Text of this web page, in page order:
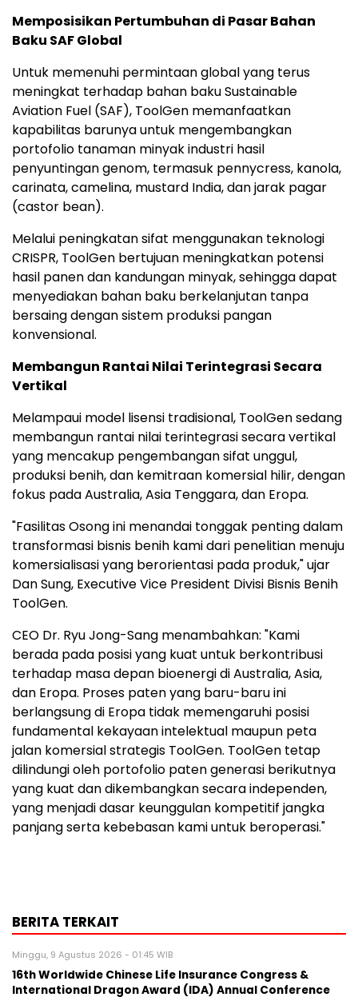
Memposisikan Pertumbuhan di Pasar Bahan
Baku SAF Global
Untuk memenuhi permintaan global yang terus
meningkat terhadap bahan baku Sustainable
Aviation Fuel (SAF), ToolGen memanfaatkan
kapabilitas barunya untuk mengembangkan
portofolio tanaman minyak industri hasil
penyuntingan genom, termasuk pennycress, kanola,
carinata, camelina, mustard India, dan jarak pagar
(castor bean).
Melalui peningkatan sifat menggunakan teknologi
CRISPR, ToolGen bertujuan meningkatkan potensi
hasil panen dan kandungan minyak, sehingga dapat
menyediakan bahan baku berkelanjutan tanpa
bersaing dengan sistem produksi pangan
konvensional.
Membangun Rantai Nilai Terintegrasi Secara
Vertikal
Melampaui model lisensi tradisional, ToolGen sedang
membangun rantai nilai terintegrasi secara vertikal
yang mencakup pengembangan sifat unggul,
produksi benih, dan kemitraan komersial hilir, dengan
fokus pada Australia, Asia Tenggara, dan Eropa.
"Fasilitas Osong ini menandai tonggak penting dalam
transformasi bisnis benih kami dari penelitian menuju
komersialisasi yang berorientasi pada produk," ujar
Dan Sung, Executive Vice President Divisi Bisnis Benih
ToolGen.
CEO Dr. Ryu Jong-Sang menambahkan: "Kami
berada pada posisi yang kuat untuk berkontribusi
terhadap masa depan bioenergi di Australia, Asia,
dan Eropa. Proses paten yang baru-baru ini
berlangsung di Eropa tidak memengaruhi posisi
fundamental kekayaan intelektual maupun peta
jalan komersial strategis ToolGen. ToolGen tetap
dilindungi oleh portofolio paten generasi berikutnya
yang kuat dan dikembangkan secara independen,
yang menjadi dasar keunggulan kompetitif jangka
panjang serta kebebasan kami untuk beroperasi."
BERITA TERKAIT
Minggu, 9 Agustus 2026 - 01:45 WIB
16th Worldwide Chinese Life Insurance Congress &
International Dragon Award (IDA) Annual Conference